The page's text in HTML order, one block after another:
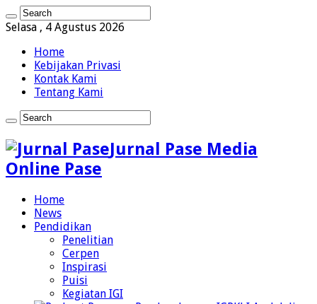
Selasa , 4 Agustus 2026
Home
Kebijakan Privasi
Kontak Kami
Tentang Kami
Jurnal Pase Media
Online Pase
Home
News
Pendidikan
Penelitian
Cerpen
Inspirasi
Puisi
Kegiatan IGI